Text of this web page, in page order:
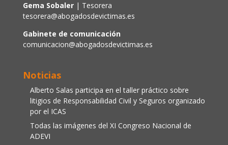
Gema Sobaler| Tesorera
tesorera@abogadosdevictimas.es
Gabinete de comunicación
comunicacion@abogadosdevictimas.es
Noticias
Alberto Salas participa en el taller práctico sobre
litigios de Responsabilidad Civil y Seguros organizado
por el ICAS
Todas las imágenes del XI Congreso Nacional de
ADEVI